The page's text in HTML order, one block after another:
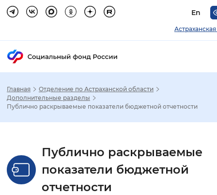
En
Настройка режима отображения
Стандартный Увеличенный
Главная
Отделение по Астраханской области
Дополнительные разделы
Публично раскрываемые показатели бюджетной отчетности
Публично раскрываемые
показатели бюджетной
отчетности